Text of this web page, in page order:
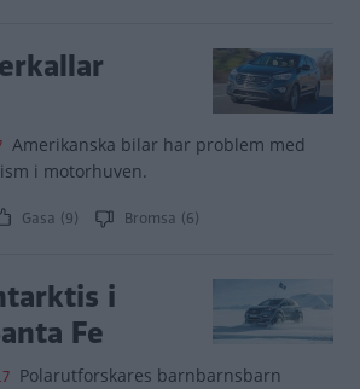
Amerikanska bilar har problem med
i motorhuven.
Gasa (9) Bromsa (6)
i
Fe
Polarutforskares barnbarnsbarn